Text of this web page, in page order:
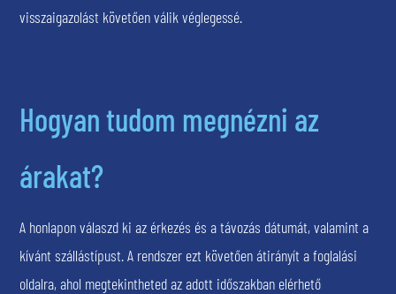
visszaigazolást követően válik véglegessé.
Hogyan tudom megnézni az
árakat?
A honlapon válaszd ki az érkezés és a távozás dátumát, valamint a
kívánt szállástípust. A rendszer ezt követően átirányít a foglalási
oldalra, ahol megtekintheted az adott időszakban elérhető